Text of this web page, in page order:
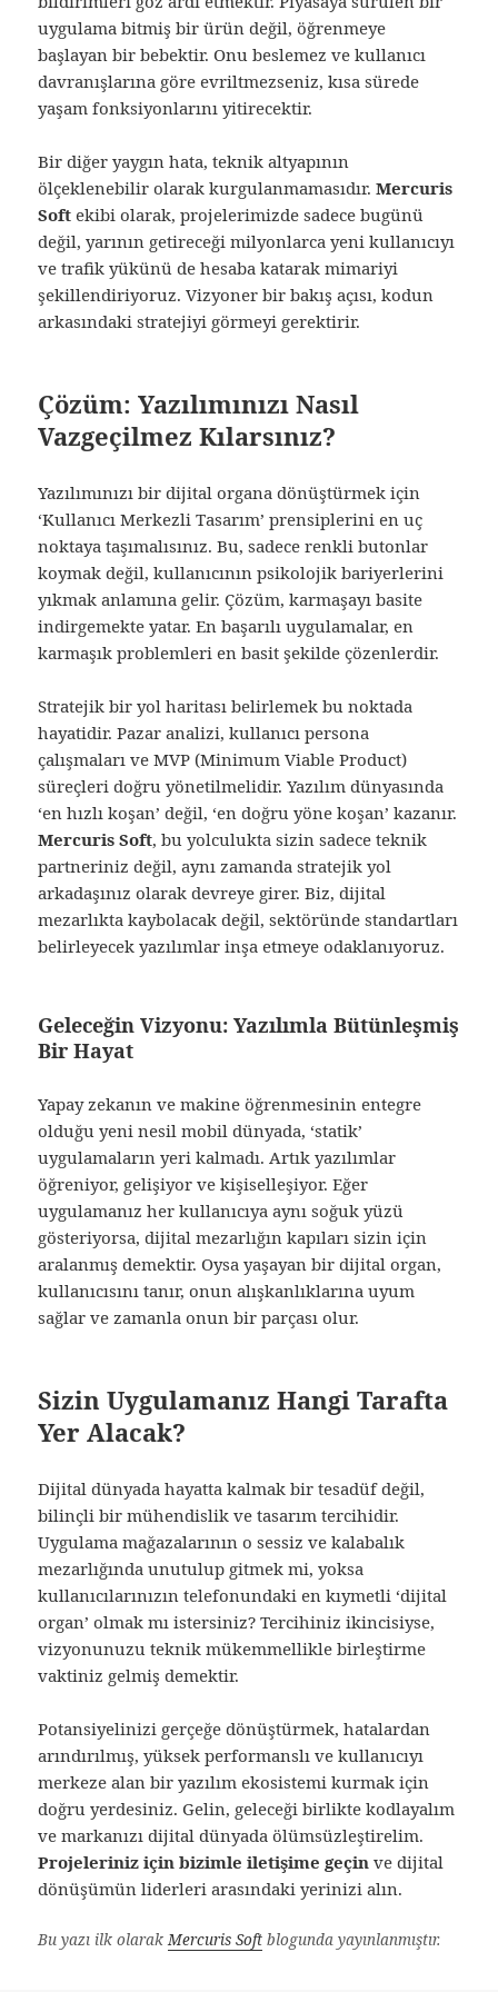
uygulama bitmiş bir ürün değil, öğrenmeye
başlayan bir bebektir. Onu beslemez ve kullanıcı
davranışlarına göre evriltmezseniz, kısa sürede
yaşam fonksiyonlarını yitirecektir.
Bir diğer yaygın hata, teknik altyapının
ölçeklenebilir olarak kurgulanmamasıdır.Mercuris
Soft ekibi olarak, projelerimizde sadece bugünü
değil, yarının getireceği milyonlarca yeni kullanıcıyı
ve trafik yükünü de hesaba katarak mimariyi
şekillendiriyoruz. Vizyoner bir bakış açısı, kodun
arkasındaki stratejiyi görmeyi gerektirir.
Çözüm: Yazılımınızı Nasıl
Vazgeçilmez Kılarsınız?
Yazılımınızı bir dijital organa dönüştürmek için
‘Kullanıcı Merkezli Tasarım’ prensiplerini en uç
noktaya taşımalısınız. Bu, sadece renkli butonlar
koymak değil, kullanıcının psikolojik bariyerlerini
yıkmak anlamına gelir. Çözüm, karmaşayı basite
indirgemekte yatar. En başarılı uygulamalar, en
karmaşık problemleri en basit şekilde çözenlerdir.
Stratejik bir yol haritası belirlemek bu noktada
hayatidir. Pazar analizi, kullanıcı persona
çalışmaları ve MVP (Minimum Viable Product)
süreçleri doğru yönetilmelidir. Yazılım dünyasında
‘en hızlı koşan’ değil, ‘en doğru yöne koşan’ kazanır.
Mercuris Soft, bu yolculukta sizin sadece teknik
partneriniz değil, aynı zamanda stratejik yol
arkadaşınız olarak devreye girer. Biz, dijital
mezarlıkta kaybolacak değil, sektöründe standartları
belirleyecek yazılımlar inşa etmeye odaklanıyoruz.
Geleceğin Vizyonu: Yazılımla Bütünleşmiş
Bir Hayat
Yapay zekanın ve makine öğrenmesinin entegre
olduğu yeni nesil mobil dünyada, ‘statik’
uygulamaların yeri kalmadı. Artık yazılımlar
öğreniyor, gelişiyor ve kişiselleşiyor. Eğer
uygulamanız her kullanıcıya aynı soğuk yüzü
gösteriyorsa, dijital mezarlığın kapıları sizin için
aralanmış demektir. Oysa yaşayan bir dijital organ,
kullanıcısını tanır, onun alışkanlıklarına uyum
sağlar ve zamanla onun bir parçası olur.
Sizin Uygulamanız Hangi Tarafta
Yer Alacak?
Dijital dünyada hayatta kalmak bir tesadüf değil,
bilinçli bir mühendislik ve tasarım tercihidir.
Uygulama mağazalarının o sessiz ve kalabalık
mezarlığında unutulup gitmek mi, yoksa
kullanıcılarınızın telefonundaki en kıymetli ‘dijital
organ’ olmak mı istersiniz? Tercihiniz ikincisiyse,
vizyonunuzu teknik mükemmellikle birleştirme
vaktiniz gelmiş demektir.
Potansiyelinizi gerçeğe dönüştürmek, hatalardan
arındırılmış, yüksek performanslı ve kullanıcıyı
merkeze alan bir yazılım ekosistemi kurmak için
doğru yerdesiniz. Gelin, geleceği birlikte kodlayalım
ve markanızı dijital dünyada ölümsüzleştirelim.
Projeleriniz için bizimle iletişime geçin ve dijital
dönüşümün liderleri arasındaki yerinizi alın.
Bu yazı ilk olarakMercuris Soft blogunda yayınlanmıştır.